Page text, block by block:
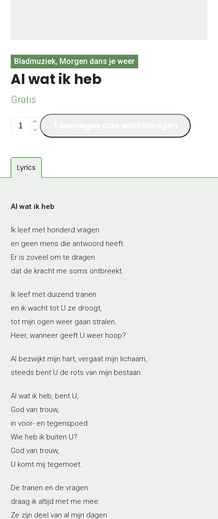
Bladmuziek, Morgen dans je weer
Al wat ik heb
Gratis
heb
aantal
Lyrics
Al wat ik heb
Ik leef met honderd vragen
en geen mens die antwoord heeft.
Er is zoveel om te dragen
dat de kracht me soms ontbreekt.
Ik leef met duizend tranen
en ik wacht tot U ze droogt,
tot mijn ogen weer gaan stralen.
Heer, wanneer geeft U weer hoop?
Al bezwijkt mijn hart, vergaat mijn lichaam,
steeds bent U de rots van mijn bestaan.
Al wat ik heb, bent U,
God van trouw,
in voor- en tegenspoed.
Wie heb ik buiten U?
God van trouw,
U komt mij tegemoet.
De tranen en de vragen
draag ik altijd met me mee.
Ze zijn deel van al mijn dagen